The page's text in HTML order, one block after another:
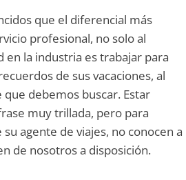
que el diferencial más
profesional, no solo al
la industria es trabajar para
de sus vacaciones, al
debemos buscar. Estar
muy trillada, pero para
agente de viajes, no conocen a
de nosotros a disposición.